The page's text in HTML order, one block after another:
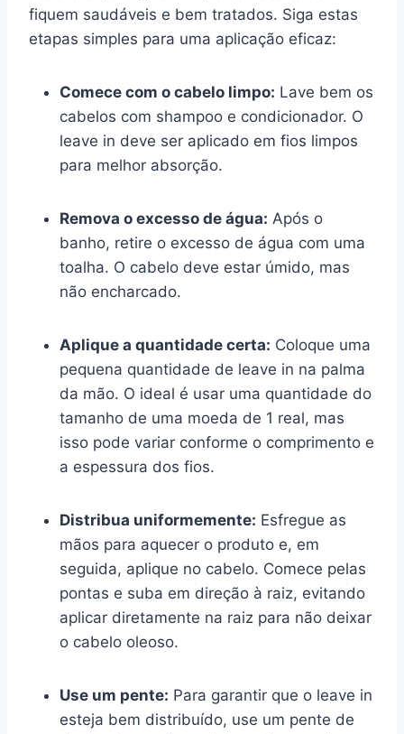
fiquem saudáveis e bem tratados. Siga estas
etapas simples para uma aplicação eficaz:
Comece com o cabelo limpo: Lave bem os
cabelos com shampoo e condicionador. O
leave in deve ser aplicado em fios limpos
para melhor absorção.
Remova o excesso de água: Após o
banho, retire o excesso de água com uma
toalha. O cabelo deve estar úmido, mas
não encharcado.
Aplique a quantidade certa: Coloque uma
pequena quantidade de leave in na palma
da mão. O ideal é usar uma quantidade do
tamanho de uma moeda de 1 real, mas
isso pode variar conforme o comprimento e
a espessura dos fios.
Distribua uniformemente: Esfregue as
mãos para aquecer o produto e, em
seguida, aplique no cabelo. Comece pelas
pontas e suba em direção à raiz, evitando
aplicar diretamente na raiz para não deixar
o cabelo oleoso.
Use um pente: Para garantir que o leave in
esteja bem distribuído, use um pente de